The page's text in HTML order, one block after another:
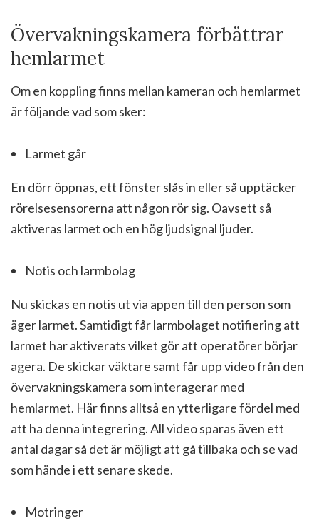
Övervakningskamera förbättrar
hemlarmet
Om en koppling finns mellan kameran och hemlarmet
är följande vad som sker:
Larmet går
En dörr öppnas, ett fönster slås in eller så upptäcker
rörelsesensorerna att någon rör sig. Oavsett så
aktiveras larmet och en hög ljudsignal ljuder.
Notis och larmbolag
Nu skickas en notis ut via appen till den person som
äger larmet. Samtidigt får larmbolaget notifiering att
larmet har aktiverats vilket gör att operatörer börjar
agera. De skickar väktare samt får upp video från den
övervakningskamera som interagerar med
hemlarmet. Här finns alltså en ytterligare fördel med
att ha denna integrering. All video sparas även ett
antal dagar så det är möjligt att gå tillbaka och se vad
som hände i ett senare skede.
Motringer